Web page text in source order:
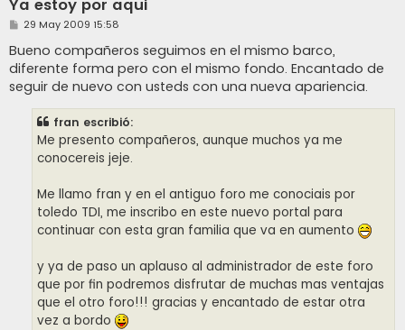
Ya estoy por aqui
M
n
s
a
j
e
29 May 2009 15:58
Bueno compañeros seguimos en el mismo barco,
diferente forma pero con el mismo fondo. Encantado de
seguir de nuevo con usteds con una nueva apariencia.
fran escribió:
Me presento compañeros, aunque muchos ya me
conocereis jeje.
Me llamo fran y en el antiguo foro me conociais por
toledo TDI, me inscribo en este nuevo portal para
continuar con esta gran familia que va en aumento
y ya de paso un aplauso al administrador de este foro
que por fin podremos disfrutar de muchas mas ventajas
que el otro foro!!! gracias y encantado de estar otra
vez a bordo